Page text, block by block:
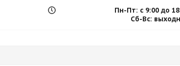
Пн-Пт: с 9:00 до
Сб-Вс: